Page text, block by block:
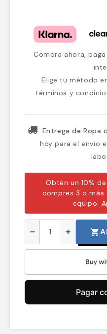
Compra ahora,
Elige tu método
términos y
Entrega de Ropa
hoy para el envío
Obtén un 10%
compres 3 o
equipo.
remove add shopping_cart